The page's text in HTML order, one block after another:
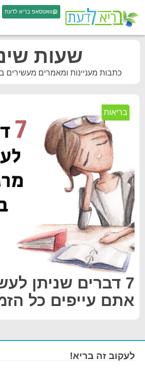
וואטסאפ בריא לדעת
שעות
כתבות מעניינות ומאמרים מעשירים
בריאות
7 דברים שניתן
אתם עייפים כל
לעקוב זה בריא!